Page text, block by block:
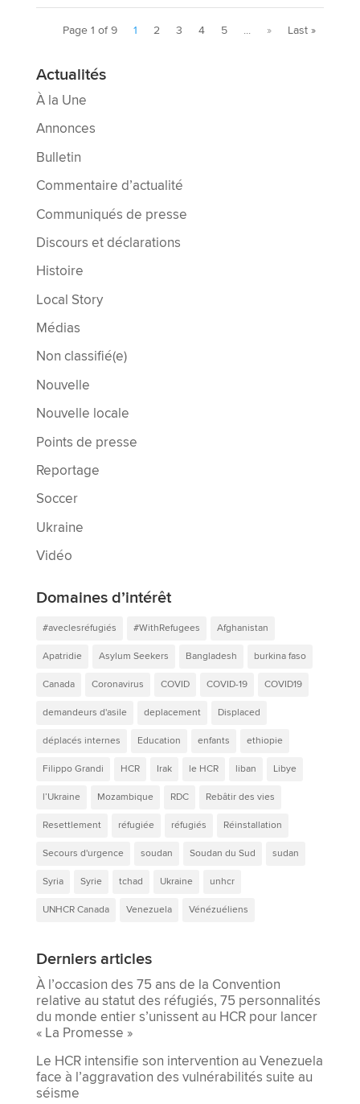
Page 1 of 9 1 2 3 4 5 ... » Last »
Actualités
À la Une
Annonces
Bulletin
Commentaire d’actualité
Communiqués de presse
Discours et déclarations
Histoire
Local Story
Médias
Non classifié(e)
Nouvelle
Nouvelle locale
Points de presse
Reportage
Soccer
Ukraine
Vidéo
Domaines d’intérêt
#aveclesréfugiés #WithRefugees Afghanistan
Apatridie Asylum Seekers Bangladesh burkina faso
Canada Coronavirus COVID COVID-19 COVID19
demandeurs d'asile deplacement Displaced
déplacés internes Education enfants ethiopie
Filippo Grandi HCR Irak le HCR liban Libye
l’Ukraine Mozambique RDC Rebâtir des vies
Resettlement réfugiée réfugiés Réinstallation
Secours d'urgence soudan Soudan du Sud sudan
Syria Syrie tchad Ukraine unhcr
UNHCR Canada Venezuela Vénézuéliens
Derniers articles
À l’occasion des 75 ans de la Convention
relative au statut des réfugiés, 75 personnalités
du monde entier s’unissent au HCR pour lancer
« La Promesse »
Le HCR intensifie son intervention au Venezuela
face à l’aggravation des vulnérabilités suite au
séisme